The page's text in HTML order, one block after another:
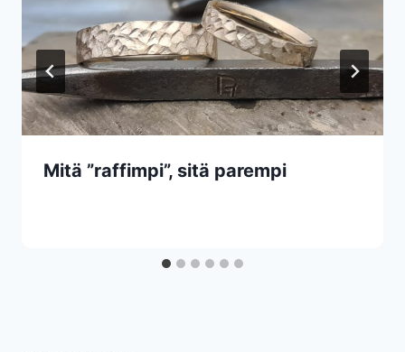
Mitä ”raffimpi”, sitä parempi